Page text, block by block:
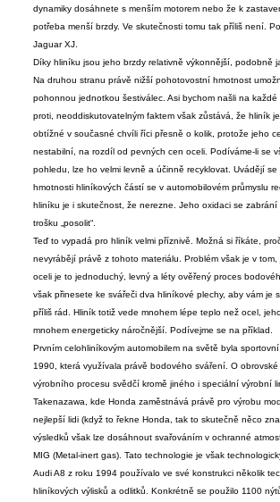
dynamiky dosáhnete s menším motorem nebo že k
potřeba menší brzdy. Ve skutečnosti tomu tak příliš není.
Jaguar XJ.
Díky hliníku jsou jeho brzdy relativně výkonnější, podobně
Na druhou stranu právě nižší pohotovostní hmotnost
pohonnou jednotkou šestiválec. Asi bychom našli na každé
proti, neoddiskutovatelným faktem však zůstává, že hliník
obtížné v současné chvíli říci přesně o kolik, protože jeho
nestabilní, na rozdíl od pevných cen oceli. Podíváme-li se
pohledu, lze ho velmi levně a účinně recyklovat. Uvádějí
hmotnosti hliníkových částí se v automobilovém průmyslu
hliníku je i skutečnost, že nerezne. Jeho oxidaci se
trošku „posolit“.
Teď to vypadá pro hliník velmi příznivě. Možná si říkáte,
nevyrábějí právě z tohoto materiálu. Problém však je v
oceli je to jednoduchý, levný a léty ověřený proces
však přinesete ke svářeči dva hliníkové plechy, aby vám je
příliš rád. Hliník totiž vede mnohem lépe teplo než ocel,
mnohem energeticky náročnější. Podívejme se na příklad.
Prvním celohliníkovým automobilem na světě byla
1990, která využívala právě bodového sváření. O
výrobního procesu svědčí kromě jiného i speciální výrobní
Takenazawa, kde Honda zaměstnává právě pro výrobu
nejlepší lidi (když to řekne Honda, tak to skutečně něco
výsledků však lze dosáhnout svařováním v ochranné
MIG (Metal-inert gas). Tato technologie je však
Audi A8 z roku 1994 používalo ve své konstrukci několik
hliníkových výlisků a odlitků. Konkrétně se použilo 1100